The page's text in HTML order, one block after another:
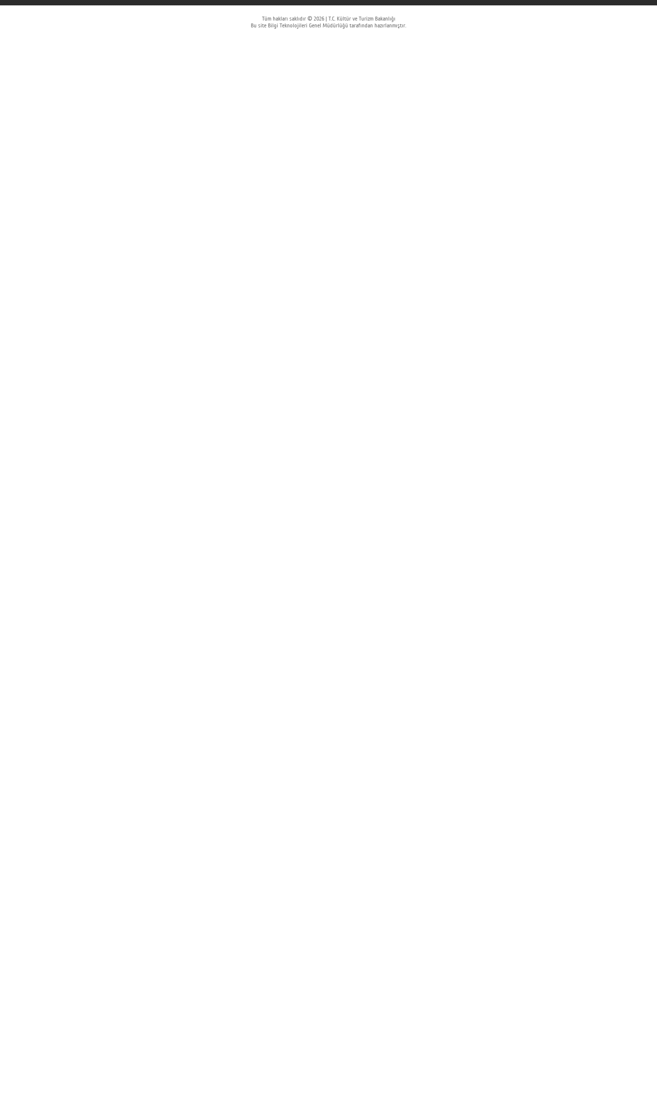
Tüm hakları saklıdır © 2026 | T.C. Kültür ve Turizm Bakanlığı
Bu site Bilgi Teknolojileri Genel Müdürlüğü tarafından hazırlanmıştır.